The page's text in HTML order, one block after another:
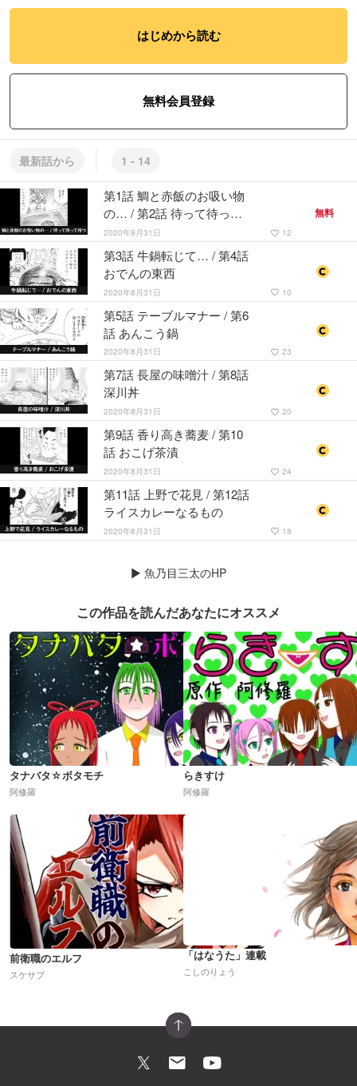
はじめから読む
無料会員登録
最新話から 1 - 14
第1話 鯛と赤飯のお吸い物
の… / 第2話 待って待って
待つ
2020年8月31日 favorite_border 12
無料
第3話 牛鍋転じて… / 第4話
おでんの東西
2020年8月31日 favorite_border 10
第5話 テーブルマナー / 第6
話 あんこう鍋
2020年8月31日 favorite_border 23
第7話 長屋の味噌汁 / 第8話
深川丼
2020年8月31日 favorite_border 20
第9話 香り高き蕎麦 / 第10
話 おこげ茶漬
2020年8月31日 favorite_border 24
第11話 上野で花見 / 第12話
ライスカレーなるもの
2020年8月31日 favorite_border 18
▶ 魚乃目三太のHP
この作品を読んだあなたにオススメ
タナバタ☆ボタモチ
阿修羅
らきすけ
阿修羅
前衛職のエルフ
スケサブ
「はなうた」連載
こしのりょう